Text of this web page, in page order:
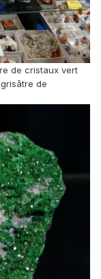
de cristaux vert
de